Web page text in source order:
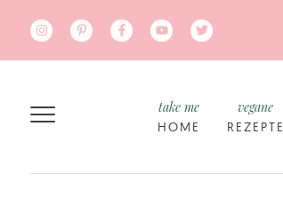
HOME
take me
REZEPTE
vegane